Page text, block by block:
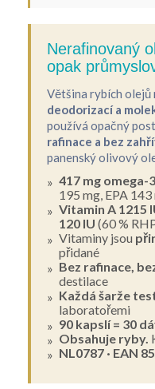
Nerafinovaný
opak
Většina rybích olejů
deodorizací a
používá opačný
rafinace a bez
panenský olivový
417 mg omega-3
195 mg, EPA 143
Vitamin A 1215
120 IU (60 %
Vitaminy jsou
přidané
Bez rafinace,
destilace
Každá šarže
laboratořemi
90 kapslí = 30
Obsahuje ryby.
NL0787 · EAN